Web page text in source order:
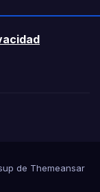
de Themeansar